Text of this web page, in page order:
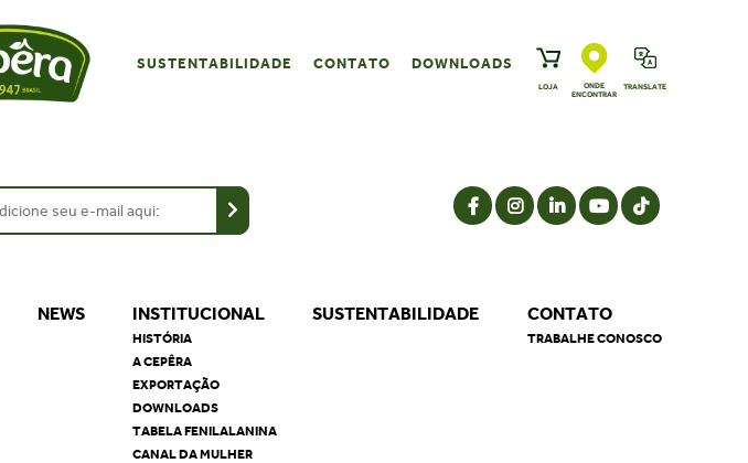
SUSTENTABILIDADE CONTATO DOWNLOADS
LOJA
ONDE
ENCONTRAR
TRANSLATE
NEWS INSTITUCIONAL
HISTÓRIA
A CEPÊRA
EXPORTAÇÃO
DOWNLOADS
TABELA FENILALANINA
CANAL DA MULHER
SUSTENTABILIDADE CONTATO
TRABALHE CONOSCO